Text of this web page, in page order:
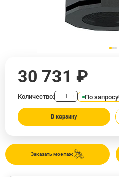
Заказать монтаж
30 731 ₽
Количество: − + По запросу
В корзину